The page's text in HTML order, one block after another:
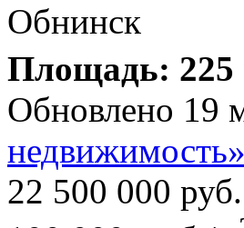
Обнинск
Площадь: 225
Обновлено 19
недвижимость»
22 500 000 руб.